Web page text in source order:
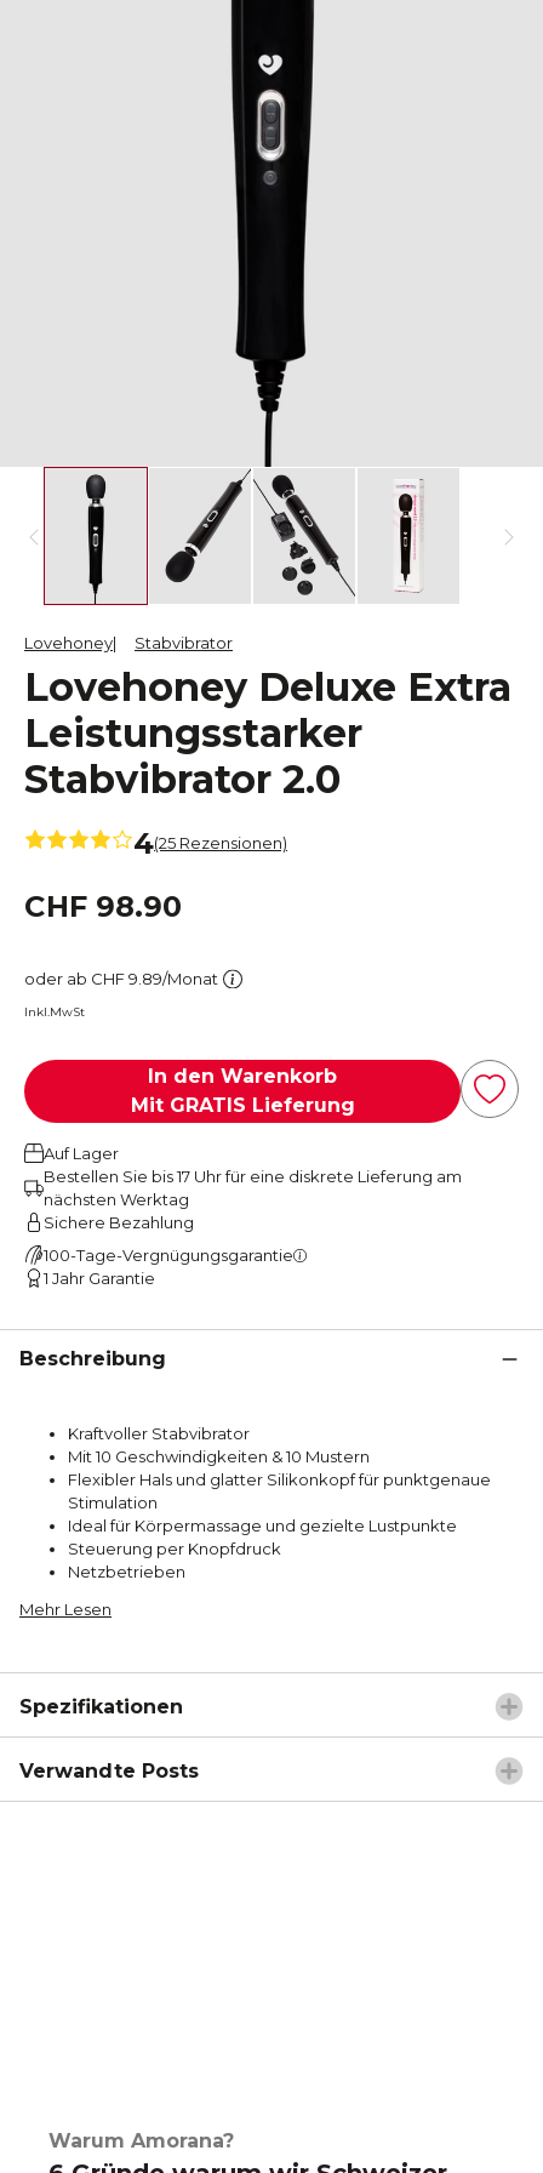
Lovehoney Stabvibrator
Lovehoney Deluxe Extra
Leistungsstarker
Stabvibrator 2.0
4(25 Rezensionen)
CHF 98.90
oder ab CHF 9.89/Monat
Inkl.MwSt
In den Warenkorb
Mit GRATIS Lieferung
Auf Lager
Bestellen Sie bis 17 Uhr für eine diskrete Lieferung am
nächsten Werktag
Sichere Bezahlung
100-Tage-Vergnügungsgarantie
1 Jahr Garantie
Beschreibung
Kraftvoller Stabvibrator
Mit 10 Geschwindigkeiten & 10 Mustern
Flexibler Hals und glatter Silikonkopf für punktgenaue
Stimulation
Ideal für Körpermassage und gezielte Lustpunkte
Steuerung per Knopfdruck
Netzbetrieben
Mehr Lesen
Spezifikationen
Verwandte Posts
Warum Amorana?